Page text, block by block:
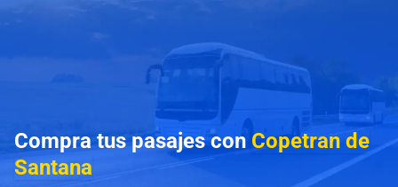
Compra tus pasajes con Copetran de
Santana